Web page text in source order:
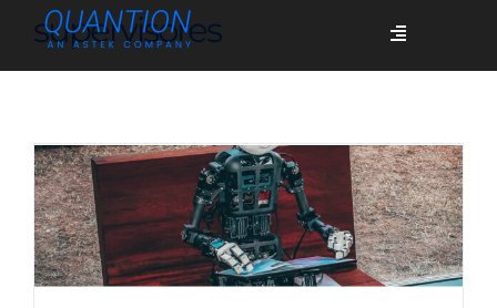
Toggle
Quiénes somos
Casos de éxito
supervisores